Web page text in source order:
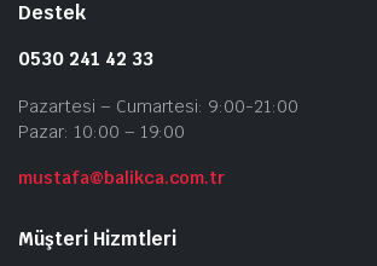
Destek
0530 241 42 33
Pazartesi – Cumartesi: 9:00-21:00
Pazar: 10:00 – 19:00
mustafa@balikca.com.tr
Müşteri Hizmtleri